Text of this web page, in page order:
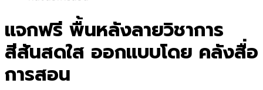
แจกฟรี พื้นหลังลายวิชาการ
สีสันสดใส ออกแบบโดย คลังสื่อ
การสอน